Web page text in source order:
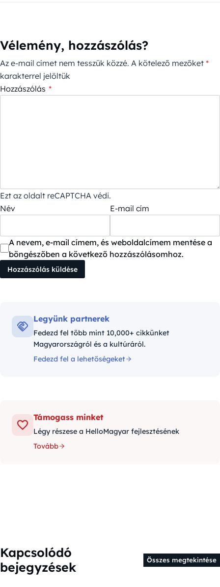
Vélemény, hozzászólás?
Az e-mail címet nem tesszük közzé. A kötelező mezőket *
karakterrel jelöltük
Hozzászólás *
Ezt az oldalt reCAPTCHA védi.
Név
E-mail cím
A nevem, e-mail címem, és weboldalcímem mentése a
böngészőben a következő hozzászólásomhoz.
Legyünk partnerek
Fedezd fel több mint 10,000+ cikkünket
Magyarországról és a kultúráról.
Fedezd fel a lehetőségeket
Támogass minket
Légy részese a HelloMagyar fejlesztésének
Tovább
Kapcsolódó
bejegyzések
Összes megtekintése